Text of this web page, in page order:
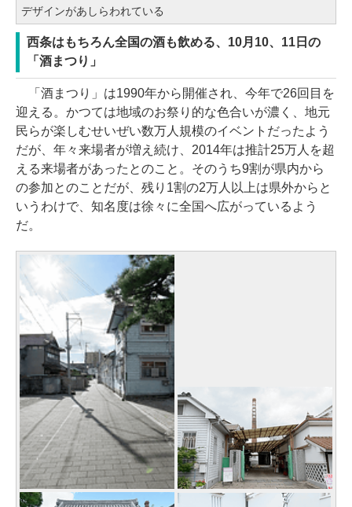
デザインがあしらわれている
西条はもちろん全国の酒も飲める、10月10、11日の
「酒まつり」
「酒まつり」は1990年から開催され、今年で26回目を
迎える。かつては地域のお祭り的な色合いが濃く、地元
民らが楽しむせいぜい数万人規模のイベントだったよう
だが、年々来場者が増え続け、2014年は推計25万人を超
える来場者があったとのこと。そのうち9割が県内から
の参加とのことだが、残り1割の2万人以上は県外からと
いうわけで、知名度は徐々に全国へ広がっているよう
だ。